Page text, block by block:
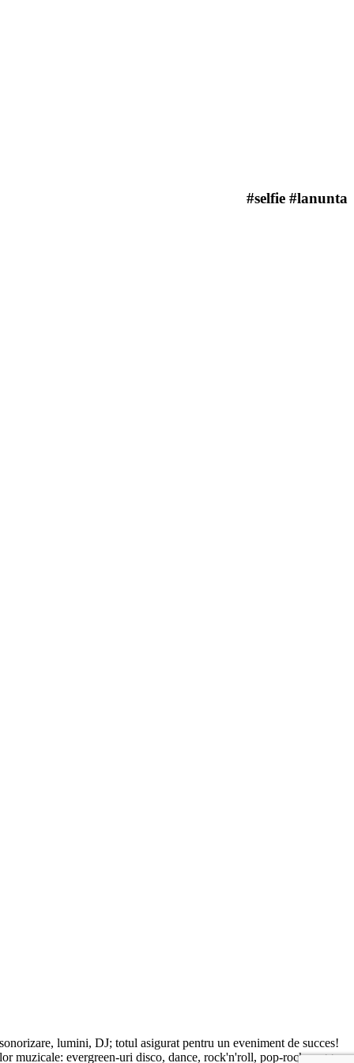
#selfie #lanunta
lumini, DJ; totul asigurat pentru un eveniment de succes!
muzicale: evergreen-uri disco, dance, rock'n'roll, pop-rock, reggae,